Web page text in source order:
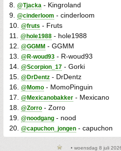
8. @Tjacka - Kingroland
9. @cinderloom - cinderloom
10. @fruts - Fruts
11. @hole1988 - hole1988
12. @GGMM - GGMM
13. @R-woud93 - R-woud93
14. @Scorpion_17 - Gorki
15. @DrDentz - DrDentz
16. @Momo - MomoPinguin
17. @Mexicanobakker - Mexicano
18. @Zorro - Zorro
19. @noodgang - nood
20. @capuchon_jongen - capuchon
• woensdag 8 juli